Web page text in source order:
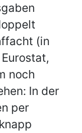
(in
noch
In der
per